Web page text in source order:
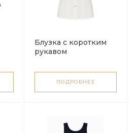
Блузка с коротким
рукавом
ПОДРОБНЕЕ